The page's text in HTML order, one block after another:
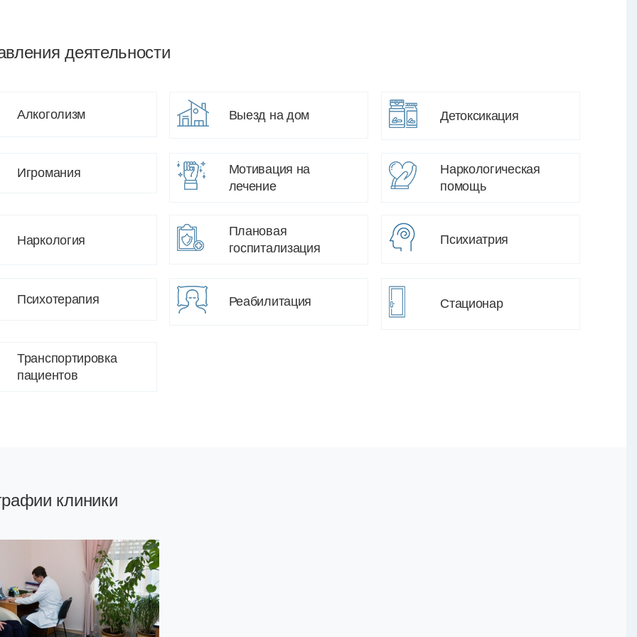
деятельности
Алкоголизм Выезд на дом Детоксикация
Игромания
Мотивация на
лечение
Наркологическая
помощь
Наркология
Плановая
госпитализация
Психиатрия
Психотерапия Реабилитация Стационар
Транспортировка
пациентов
клиники